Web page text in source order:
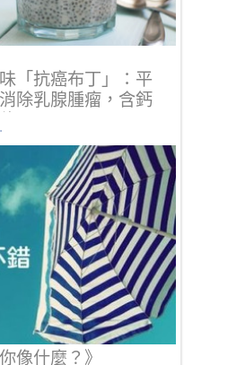
「抗癌布丁」：平
除乳腺腫瘤，含鈣
！
像什麼？》